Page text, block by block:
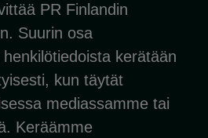
PR Finlandin
Suurin osa
kerätään
kun täytät
mediassamme tai
Keräämme